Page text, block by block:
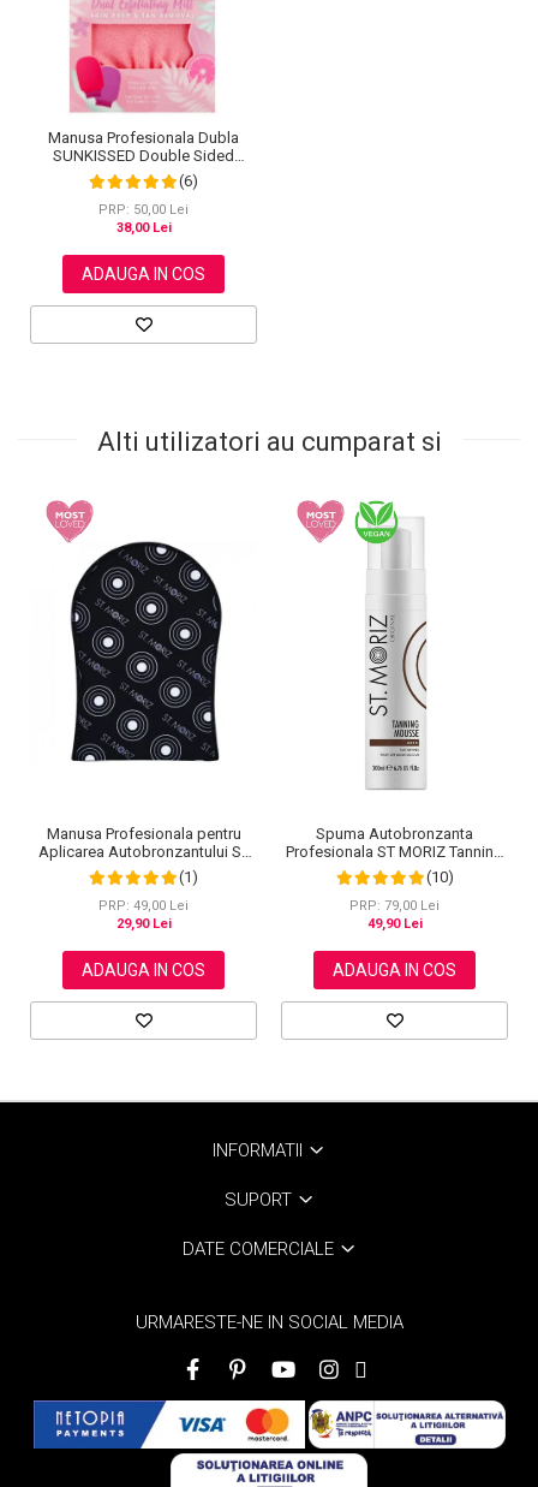
Manusa Profesionala Dubla
SUNKISSED Double Sided
pentru Exfolierea Pielii
(6)
PRP: 50,00 Lei
38,00 Lei
ADAUGA IN COS
Alti utilizatori au cumparat si
Manusa Profesionala pentru
Aplicarea Autobronzantului ST
MORIZ Velvet Tanning Mitt
(1)
PRP: 49,00 Lei
29,90 Lei
ADAUGA IN COS
Spuma Autobronzanta
Profesionala ST MORIZ Tanning
Mousse, Efect instant, Dark, 200
ml
(10)
PRP: 79,00 Lei
49,90 Lei
ADAUGA IN COS
INFORMATII
SUPORT
DATE COMERCIALE
URMARESTE-NE IN SOCIAL MEDIA